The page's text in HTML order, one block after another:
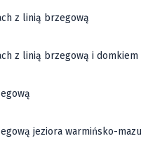
z linią brzegową
z linią brzegową i domkiem
jeziora warmińsko-